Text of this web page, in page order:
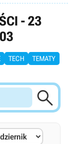
- 23
TECH TEMATY
